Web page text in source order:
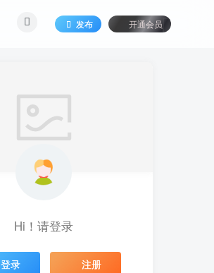
发布 开通会员
Hi！请登录
登录 注册